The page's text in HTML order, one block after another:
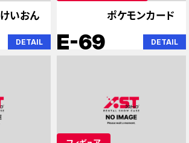
けいおん
DETAIL
ポケモンカード
E-69 DETAIL